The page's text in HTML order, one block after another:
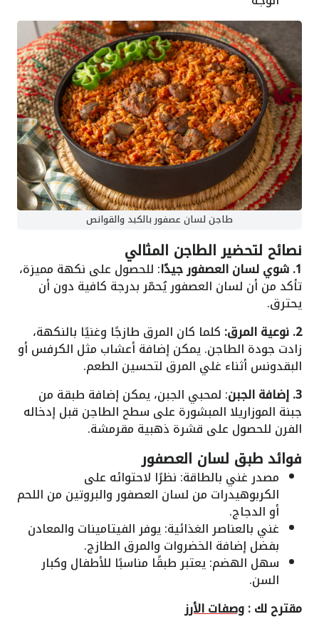
طاجن لسان عصفور بالكبد والقوانص
نصائح لتحضير الطاجن المثالي
1. شوي لسان العصفور جيدًا : للحصول على نكهة مميزة،
تأكد من أن لسان العصفور يُحمّر بدرجة كافية دون أن
يحترق.
2. نوعية المرق:
كلما كان المرق طازجًا وغنيًا بالنكهة،
زادت جودة الطاجن. يمكن إضافة أعشاب مثل الكرفس أو
البقدونس أثناء غلي المرق لتحسين الطعم.
3. إضافة الجبن
: لمحبي الجبن، يمكن إضافة طبقة من
جبنة الموزاريلا المبشورة على سطح الطاجن قبل إدخاله
الفرن للحصول على قشرة ذهبية مقرمشة.
فوائد طبق لسان العصفور
مصدر غني بالطاقة: نظرًا لاحتوائه على
الكربوهيدرات من لسان العصفور والبروتين من اللحم
أو الدجاج.
غني بالعناصر الغذائية: يوفر الفيتامينات والمعادن
بفضل إضافة الخضروات والمرق الطازج.
سهل الهضم: يعتبر طبقًا مناسبًا للأطفال وكبار
السن.
مقترح لك :وصفات الأرز